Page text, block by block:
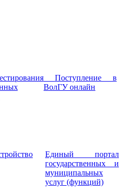
Поступление в
ВолГУ онлайн
Единый портал
государственных и
муниципальных
услуг (функций)